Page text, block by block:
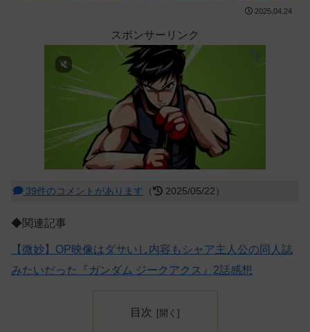
2025.04.24
スポンサーリンク
39件のコメントがあります （ 2025/05/22）
◆関連記事
【微妙】OP映像はダサいし内容もシャア主人公の同人誌
みたいだった『ガンダム ジークアクス』2話感想
目次